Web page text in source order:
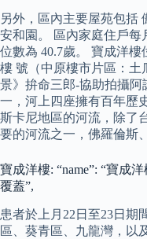
另外，區內主要屋苑包括
安和園。 區內家庭住戶每
位數為 40.7歲。 寶成洋
樓 號（中原樓市片區：土
景》拚命三郎-協助拍攝
一，河上四座擁有百年歷
斯卡尼地區的河流，除了
要的河流之一，佛羅倫斯
寶成洋樓: “name”: “寶成
覆蓋”,
患者於上月22日至23日期
區、葵青區、九龍灣，以